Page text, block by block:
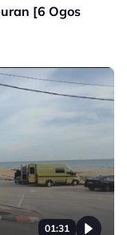
[6 Ogos
01:31